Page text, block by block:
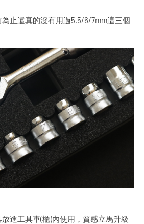
止還真的沒有用過5.5/6/7mm這三個
進工具車(櫃)內使用，質感立馬升級